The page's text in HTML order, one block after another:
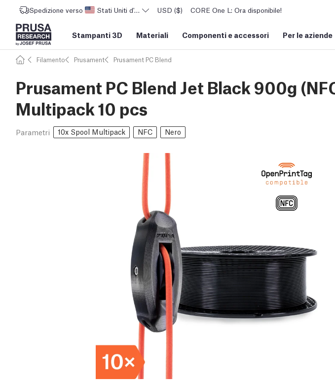
Spedizione verso Stati Uniti d'AmericaUSD ($) CORE One L: Ora disponibile!
Stampanti 3D Materiali Componenti e accessori Per le aziende
Filamento Prusament Prusament PC Blend
Prusament PC Blend Jet Black 900g
Multipack 10 pcs
Parametri 10x Spool Multipack NFC Nero